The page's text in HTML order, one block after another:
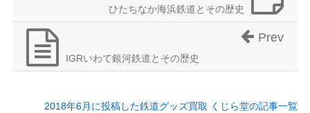
ひたちなか海浜鉄道とその歴史
IGRいわて銀河鉄道とその歴史
Prev
2018年6月に投稿した鉄道グッズ買取 くじら堂の記事一覧